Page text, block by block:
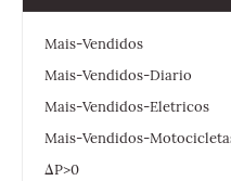
Mais-Vendidos
Mais-Vendidos-Diario
Mais-Vendidos-Eletricos
Mais-Vendidos-
ΔP>0